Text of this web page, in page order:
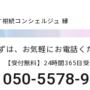
相続コンシェルジュ 縁
は、お気軽にお電話く
【受付無料】24時間365日
050-5578-